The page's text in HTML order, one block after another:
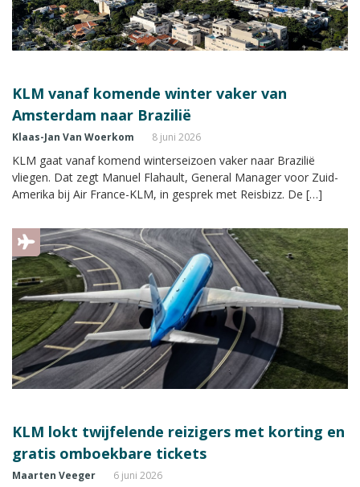
KLM vanaf komende winter vaker van
Amsterdam naar Brazilië
Klaas-Jan Van Woerkom 8 juni 2026
KLM gaat vanaf komend winterseizoen vaker naar Brazilië
vliegen. Dat zegt Manuel Flahault, General Manager voor Zuid-
Amerika bij Air France-KLM, in gesprek met Reisbizz. De […]
KLM lokt twijfelende reizigers met korting en
gratis omboekbare tickets
Maarten Veeger 6 juni 2026